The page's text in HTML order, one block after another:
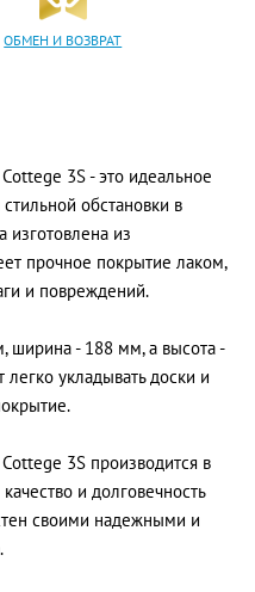
ОБМЕН И ВОЗВРАТ
3S - это идеальное
обстановки в
изготовлена из
прочное покрытие лаком,
и повреждений.
ширина - 188 мм, а высота -
укладывать доски и
3S производится в
и долговечность
своими надежными и